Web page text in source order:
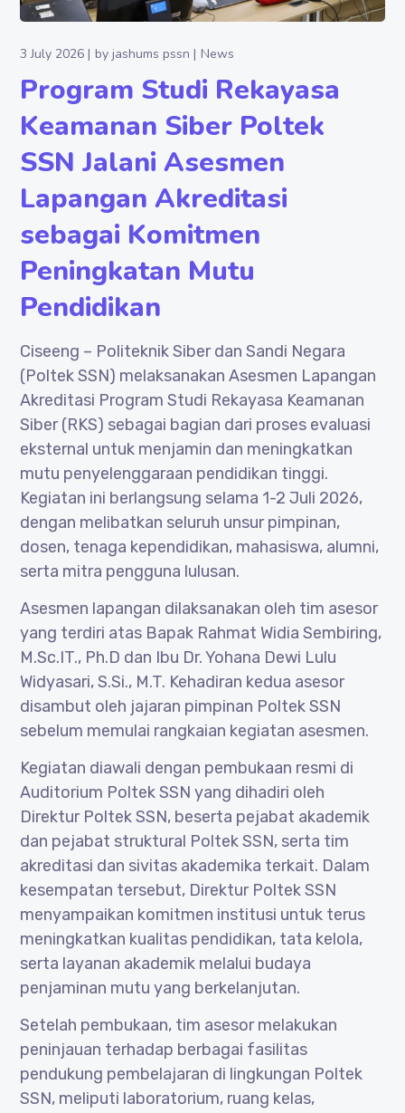
3 July 2026 byjashums pssn News
Program Studi Rekayasa
Keamanan Siber Poltek
SSN Jalani Asesmen
Lapangan Akreditasi
sebagai Komitmen
Peningkatan Mutu
Pendidikan
Ciseeng – Politeknik Siber dan Sandi Negara
(Poltek SSN) melaksanakan Asesmen Lapangan
Akreditasi Program Studi Rekayasa Keamanan
Siber (RKS) sebagai bagian dari proses evaluasi
eksternal untuk menjamin dan meningkatkan
mutu penyelenggaraan pendidikan tinggi.
Kegiatan ini berlangsung selama 1-2 Juli 2026,
dengan melibatkan seluruh unsur pimpinan,
dosen, tenaga kependidikan, mahasiswa, alumni,
serta mitra pengguna lulusan.
Asesmen lapangan dilaksanakan oleh tim asesor
yang terdiri atas Bapak Rahmat Widia Sembiring,
M.Sc.IT., Ph.D dan Ibu Dr. Yohana Dewi Lulu
Widyasari, S.Si., M.T. Kehadiran kedua asesor
disambut oleh jajaran pimpinan Poltek SSN
sebelum memulai rangkaian kegiatan asesmen.
Kegiatan diawali dengan pembukaan resmi di
Auditorium Poltek SSN yang dihadiri oleh
Direktur Poltek SSN, beserta pejabat akademik
dan pejabat struktural Poltek SSN, serta tim
akreditasi dan sivitas akademika terkait. Dalam
kesempatan tersebut, Direktur Poltek SSN
menyampaikan komitmen institusi untuk terus
meningkatkan kualitas pendidikan, tata kelola,
serta layanan akademik melalui budaya
penjaminan mutu yang berkelanjutan.
Setelah pembukaan, tim asesor melakukan
peninjauan terhadap berbagai fasilitas
pendukung pembelajaran di lingkungan Poltek
SSN, meliputi laboratorium, ruang kelas,